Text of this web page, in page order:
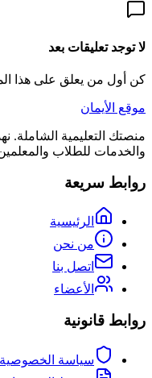
لا توجد تعليقات بعد
كن أول من يعلق على هذا
موقع الأيمان
منصتك التعليمية الشاملة.
والخدمات للطلاب
روابط سريعة
الرئيسية
من نحن
اتصل بنا
الأعضاء
روابط قانونية
سياسة الخصوصية